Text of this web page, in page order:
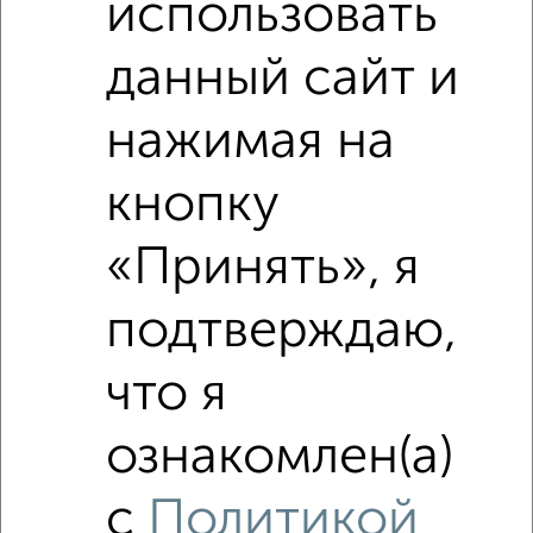
Похожие предложения рядом
использовать
данный сайт и
нажимая на
кнопку
«Принять», я
подтверждаю,
что я
ознакомлен(а)
с Политикой